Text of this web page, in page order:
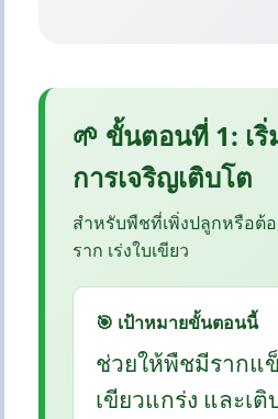
🌱 ขั้นตอนที่ 1: เริ่
การเจริญเติบโต
สำหรับพืชที่เพิ่งปลูกหรือต้อ
ราก เร่งใบเขียว
🎯 เป้าหมายขั้นตอนนี้
ช่วยให้พืชมีรากแ
เขียวแกร่ง และเติ